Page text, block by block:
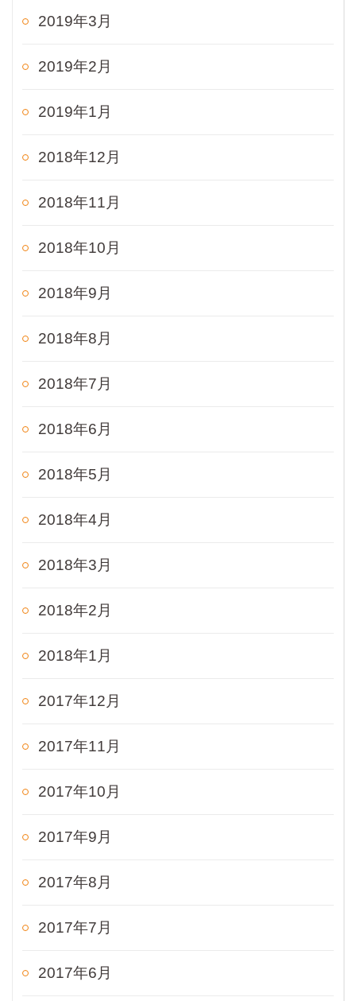
2019年3月
2019年2月
2019年1月
2018年12月
2018年11月
2018年10月
2018年9月
2018年8月
2018年7月
2018年6月
2018年5月
2018年4月
2018年3月
2018年2月
2018年1月
2017年12月
2017年11月
2017年10月
2017年9月
2017年8月
2017年7月
2017年6月